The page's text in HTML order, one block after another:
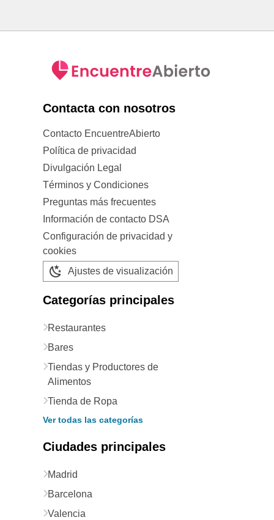
Contacta con nosotros
Contacto EncuentreAbierto
Política de privacidad
Divulgación Legal
Términos y Condiciones
Preguntas más frecuentes
Información de contacto DSA
Configuración de privacidad y
cookies
Ajustes de visualización
Categorías principales
Restaurantes
Bares
Tiendas y Productores de
Alimentos
Tienda de Ropa
Ver todas las categorías
Ciudades principales
Madrid
Barcelona
Valencia